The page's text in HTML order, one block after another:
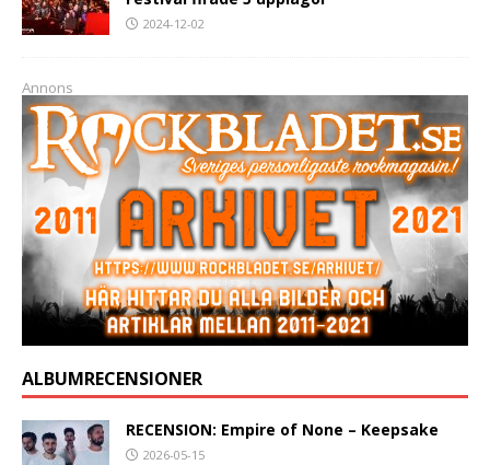
2024-12-02
Annons
ALBUMRECENSIONER
RECENSION: Empire of None – Keepsake
2026-05-15